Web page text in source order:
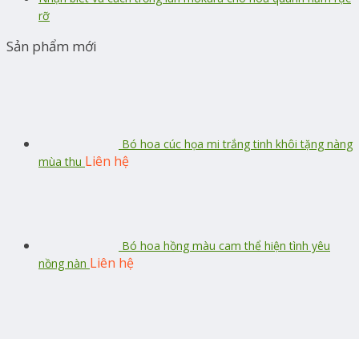
rỡ
Sản phẩm mới
Bó hoa cúc họa mi trắng tinh khôi tặng nàng
mùa thu Liên hệ
Bó hoa hồng màu cam thể hiện tình yêu
nồng nàn Liên hệ